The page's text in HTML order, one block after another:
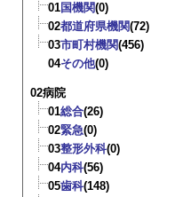
01国機関(0)
02都道府県機関(72)
03市町村機関(456)
04その他(0)
02病院
01総合(26)
02緊急(0)
03整形外科(0)
04内科(56)
05歯科(148)